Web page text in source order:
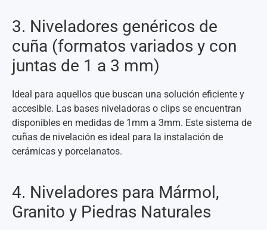
3. Niveladores genéricos de
cuña (formatos variados y con
juntas de 1 a 3 mm)
Ideal para aquellos que buscan una solución eficiente y
accesible. Las bases niveladoras o clips se encuentran
disponibles en medidas de 1mm a 3mm. Este sistema de
cuñas de nivelación es ideal para la instalación de
cerámicas y porcelanatos.
4. Niveladores para Mármol,
Granito y Piedras Naturales